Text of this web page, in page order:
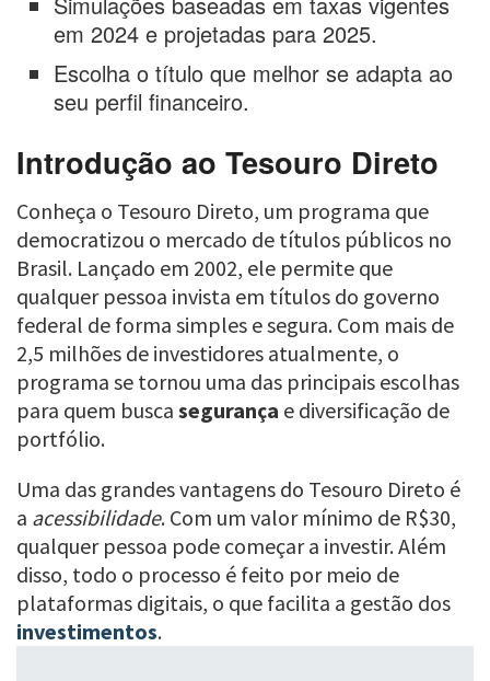
em 2024 e projetadas para 2025.
Escolha o título que melhor se adapta ao
seu perfil financeiro.
Introdução ao Tesouro Direto
Conheça o Tesouro Direto, um programa que
democratizou o mercado de títulos públicos no
Brasil. Lançado em 2002, ele permite que
qualquer pessoa invista em títulos do governo
federal de forma simples e segura. Com mais de
2,5 milhões de investidores atualmente, o
programa se tornou uma das principais escolhas
para quem busca segurança e diversificação de
portfólio.
Uma das grandes vantagens do Tesouro Direto é
a acessibilidade. Com um valor mínimo de R$30,
qualquer pessoa pode começar a investir. Além
disso, todo o processo é feito por meio de
plataformas digitais, o que facilita a gestão dos
investimentos.